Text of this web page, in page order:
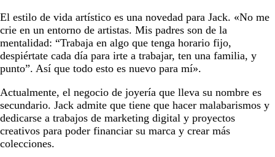
El estilo de vida artístico es una novedad para Jack. «No me
crie en un entorno de artistas. Mis padres son de la
mentalidad: “Trabaja en algo que tenga horario fijo,
despiértate cada día para irte a trabajar, ten una familia, y
punto”. Así que todo esto es nuevo para mí».
Actualmente, el negocio de joyería que lleva su nombre es
secundario. Jack admite que tiene que hacer malabarismos y
dedicarse a trabajos de marketing digital y proyectos
creativos para poder financiar su marca y crear más
colecciones.